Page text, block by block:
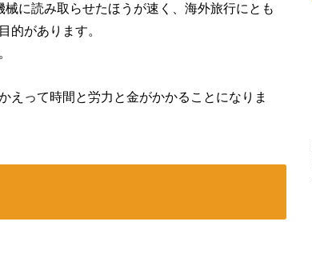
に読み取らせたほうが速く、海外旅行にとも
的があります。
えって時間と労力と金がかかることになりま